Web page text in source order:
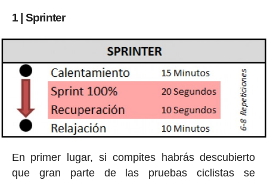
1 | Sprinter
En primer lugar, si compites habrás descubierto
que gran parte de las pruebas ciclistas se